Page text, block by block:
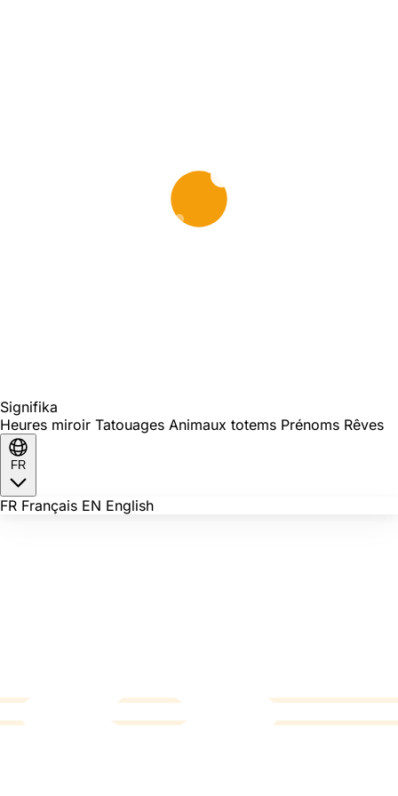
Signifika
Heures miroir Tatouages Animaux totems Prénoms Rêves
FR
FR Français EN English